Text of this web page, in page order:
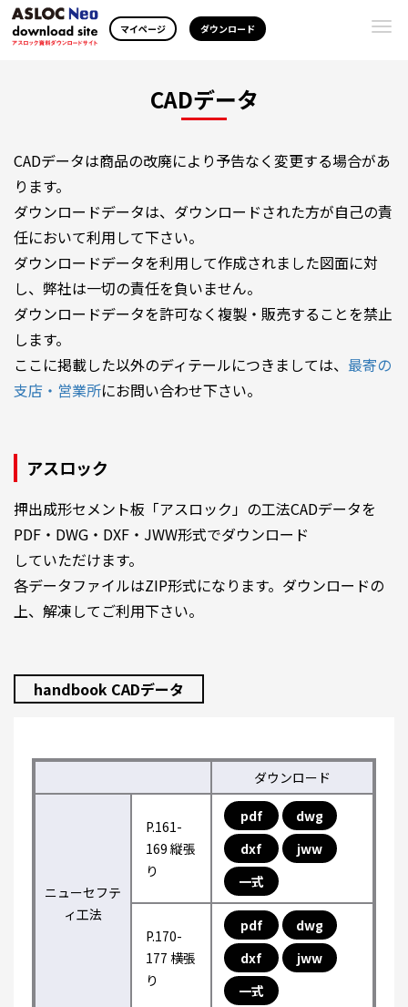
マイページ ダウンロード
CADデータ
CADデータは商品の改廃により予告なく変更する場合があ
ります。
ダウンロードデータは、ダウンロードされた方が自己の責
任において利用して下さい。
ダウンロードデータを利用して作成されました図面に対
し、弊社は一切の責任を負いません。
ダウンロードデータを許可なく複製・販売することを禁止
します。
ここに掲載した以外のディテールにつきましては、 最寄の
支店・営業所にお問い合わせ下さい。
アスロック
押出成形セメント板「アスロック」の工法CADデータを
PDF・DWG・DXF・JWW形式でダウンロード
していただけます。
各データファイルはZIP形式になります。ダウンロードの
上、解凍してご利用下さい。
handbook CADデータ
ダウンロード
ニューセフテ
ィ工法
P.161-
169 縦張
り
pdf
dwg
dxf
jww
一式
P.170-
177 横張
り
pdf
dwg
dxf
jww
一式